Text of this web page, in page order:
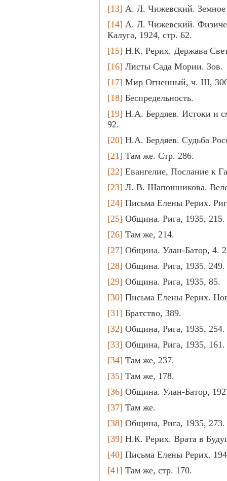
[13] А. Л. Чижевский. Земное
[14] А. Л. Чижевский.
Калуга, 1924, стр. 62.
[15] Н.К. Рерих. Держава
[16] Листы Сада Мории. Зов.
[17] Мир Огненный, ч. III,
[18] Беспредельность.
[19] Н.А. Бердяев. Истоки и
92.
[20] Н.А. Бердяев. Судьба
[21] Там же. Стр. 286.
[22] Евангелие, Послание к
[23] Л. В. Шапошникова.
[24] Письма Елены Рерих.
[25] Община. Рига, 1935, 215.
[26] Там же, 214.
[27] Община. Улан-Батор, 4.
[28] Община. Рига, 1935. 249.
[29] Община. Рига, 1935, 85.
[30] Письма Елены Рерих.
[31] Братство, 389.
[32] Община, Рига, 1935, 254.
[33] Община, Рига, 1935, 161.
[34] Там же, 237.
[35] Там же, 178.
[36] Община. Улан-Батор,
[37] Там же.
[38] Община, Рига, 1935, 273.
[39] Н.К. Рерих. Врата в
[40] Письма Елены Рерих.
[41] Там же, стр. 170.